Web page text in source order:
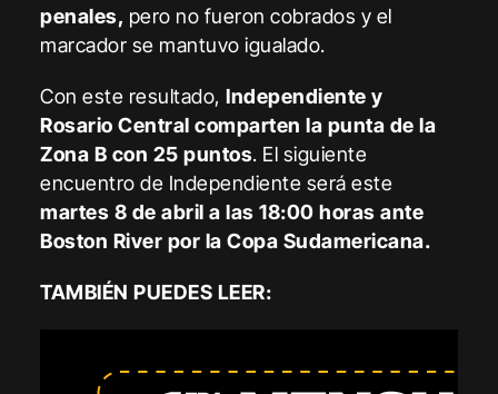
penales, pero no fueron cobrados y el
marcador se mantuvo igualado.
Con este resultado,Independiente y
Rosario Central comparten la punta de la
Zona B con 25 puntos. El siguiente
encuentro de Independiente será este
martes 8 de abril a las 18:00 horas ante
Boston River por la Copa Sudamericana.
TAMBIÉN PUEDES LEER: